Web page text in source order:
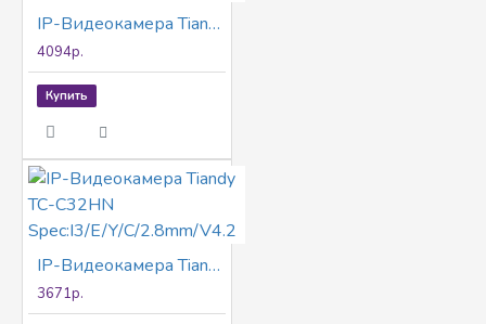
IP-Видеокамера Tiandy TC-C32GS Spec:I5/E/Y/C/SD/4mm/V4.2
4094р.
Купить
IP-Видеокамера Tiandy TC-C32HN Spec:I3/E/Y/C/2.8mm/V4.2
3671р.